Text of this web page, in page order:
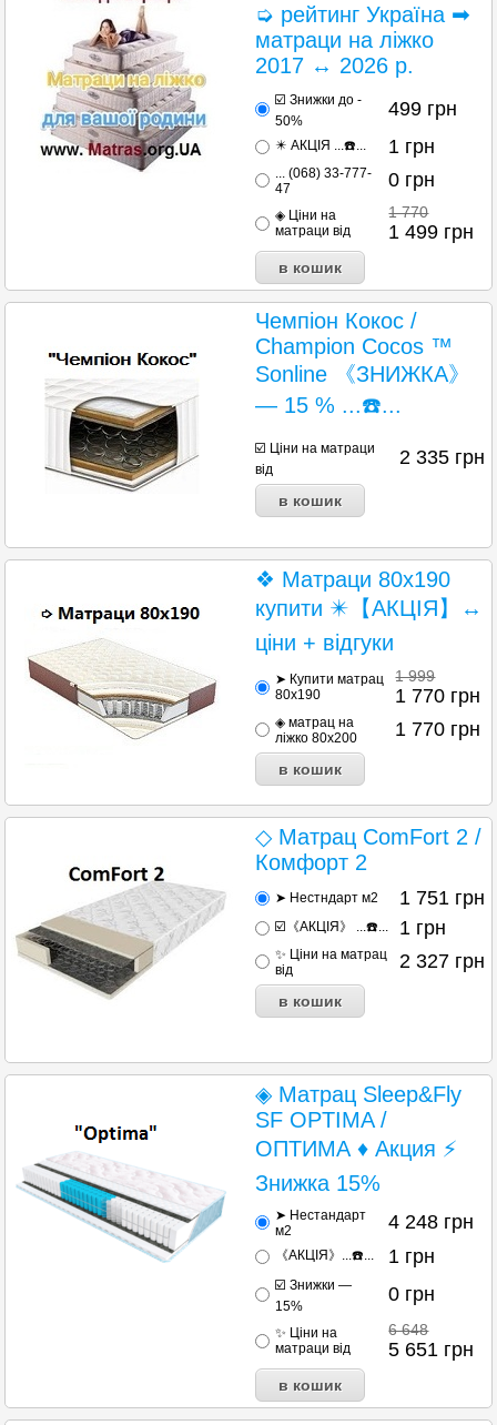
➭ рейтинг Україна ➡
матраци на ліжко
2017 ↔ 2026 р.
☑️ Знижки до -
50%
499 грн
✴️ АКЦІЯ ...☎️... 1 грн
... (068) 33-777-
47
0 грн
◈ Ціни на
матраци від
1 770
1 499 грн
Чемпіон Кокос /
Champion Cocos ™
Sonline 《ЗНИЖКА》
— 15 % ...☎️...
☑️ Ціни на матраци
від
2 335 грн
❖ Матраци 80х190
купити ✴️【АКЦІЯ】↔
ціни + відгуки
➤ Купити матрац
80х190
1 999
1 770 грн
◈ матрац на
ліжко 80х200
1 770 грн
◇ Матрац ComFort 2 /
Комфорт 2
➤ Нестндарт м2 1 751 грн
☑️《АКЦІЯ》 ...☎️... 1 грн
✨ Ціни на матрац
від
2 327 грн
◈ Матрац Sleep&Fly
SF OPTIMA /
ОПТИМА ♦ Акция ⚡
Знижка 15%
➤ Нестандарт
м2
4 248 грн
《АКЦІЯ》...☎️... 1 грн
☑️ Знижки —
15%
0 грн
✨ Ціни на
матраци від
6 648
5 651 грн